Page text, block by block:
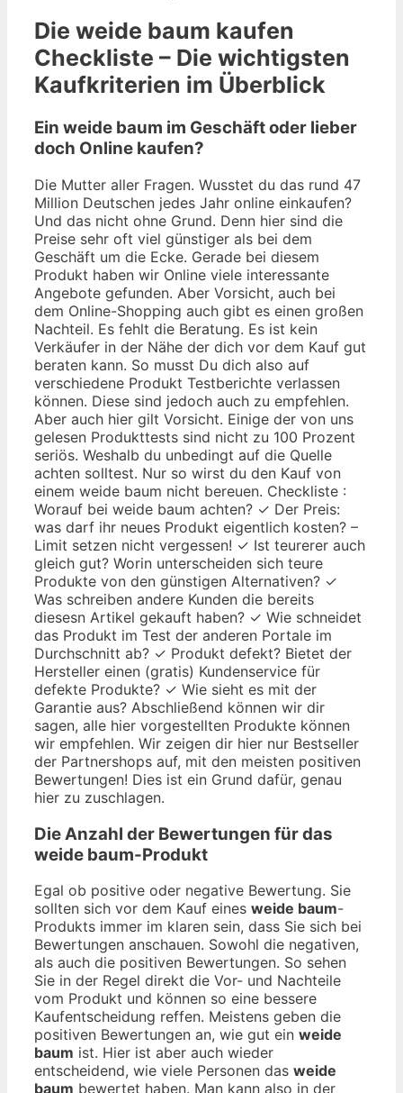
Die weide baum kaufen
Checkliste – Die wichtigsten
Kaufkriterien im Überblick
Ein weide baum im Geschäft oder lieber
doch Online kaufen?
Die Mutter aller Fragen. Wusstet du das rund 47
Million Deutschen jedes Jahr online einkaufen?
Und das nicht ohne Grund. Denn hier sind die
Preise sehr oft viel günstiger als bei dem
Geschäft um die Ecke. Gerade bei diesem
Produkt haben wir Online viele interessante
Angebote gefunden. Aber Vorsicht, auch bei
dem Online-Shopping auch gibt es einen großen
Nachteil. Es fehlt die Beratung. Es ist kein
Verkäufer in der Nähe der dich vor dem Kauf gut
beraten kann. So musst Du dich also auf
verschiedene Produkt Testberichte verlassen
können. Diese sind jedoch auch zu empfehlen.
Aber auch hier gilt Vorsicht. Einige der von uns
gelesen Produkttests sind nicht zu 100 Prozent
seriös. Weshalb du unbedingt auf die Quelle
achten solltest. Nur so wirst du den Kauf von
einem weide baum nicht bereuen. Checkliste :
Worauf bei weide baum achten? ✓ Der Preis:
was darf ihr neues Produkt eigentlich kosten? –
Limit setzen nicht vergessen! ✓ Ist teurerer auch
gleich gut? Worin unterscheiden sich teure
Produkte von den günstigen Alternativen? ✓
Was schreiben andere Kunden die bereits
diesesn Artikel gekauft haben? ✓ Wie schneidet
das Produkt im Test der anderen Portale im
Durchschnitt ab? ✓ Produkt defekt? Bietet der
Hersteller einen (gratis) Kundenservice für
defekte Produkte? ✓ Wie sieht es mit der
Garantie aus? Abschließend können wir dir
sagen, alle hier vorgestellten Produkte können
wir empfehlen. Wir zeigen dir hier nur Bestseller
der Partnershops auf, mit den meisten positiven
Bewertungen! Dies ist ein Grund dafür, genau
hier zu zuschlagen.
Die Anzahl der Bewertungen für das
weide baum-Produkt
Egal ob positive oder negative Bewertung. Sie
sollten sich vor dem Kauf eines weide baum-
Produkts immer im klaren sein, dass Sie sich bei
Bewertungen anschauen. Sowohl die negativen,
als auch die positiven Bewertungen. So sehen
Sie in der Regel direkt die Vor- und Nachteile
vom Produkt und können so eine bessere
Kaufentscheidung reffen. Meistens geben die
positiven Bewertungen an, wie gut ein weide
baum ist. Hier ist aber auch wieder
entscheidend, wie viele Personen das weide
baum bewertet haben. Man kann also in der